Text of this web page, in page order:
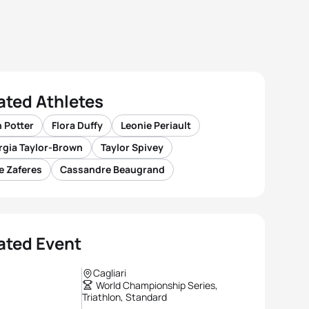
Athletes
Potter Flora Duffy
Leonie Periault
Taylor-Brown
Taylor Spivey
Zaferes
Cassandre Beaugrand
Event
Cagliari
World Championship Series,
Triathlon, Standard